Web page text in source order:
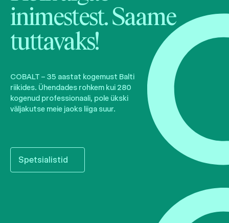
inimestest. Saame
tuttavaks!
COBALT – 35 aastat kogemust Balti
riikides. Ühendades rohkem kui 280
kogenud professionaali, pole ükski
väljakutse meie jaoks liiga suur.
Spetsialistid